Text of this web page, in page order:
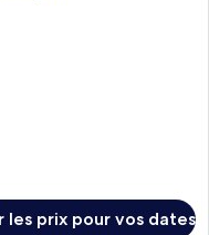
les prix pour vos dates